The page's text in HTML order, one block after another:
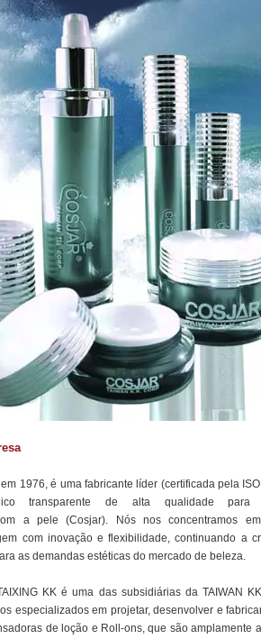
1976, é uma fabricante líder (certificada pela
transparente de alta qualidade para
a pele (Cosjar). Nós nos concentramos
com inovação e flexibilidade, continuando a
as demandas estéticas do mercado de beleza.
KK é uma das subsidiárias da TAIWAN
especializados em projetar, desenvolver e
de loção e Roll-ons, que são amplamente